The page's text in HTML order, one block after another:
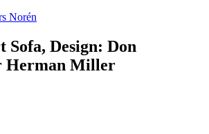
Norén
Sofa, Design: Don
Herman Miller